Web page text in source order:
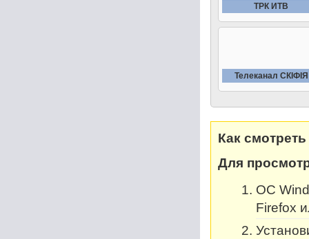
ТРК ИТВ
Телеканал СКIФIЯ
Как
Для
OC
Firefox